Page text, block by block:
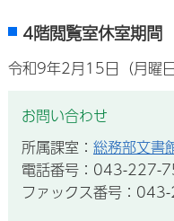
4階閲覧室休室期間
令和9年2月15日（月曜
お問い合わせ
所属課室： 総務部文書
電話番号：043-227-
ファックス番号：